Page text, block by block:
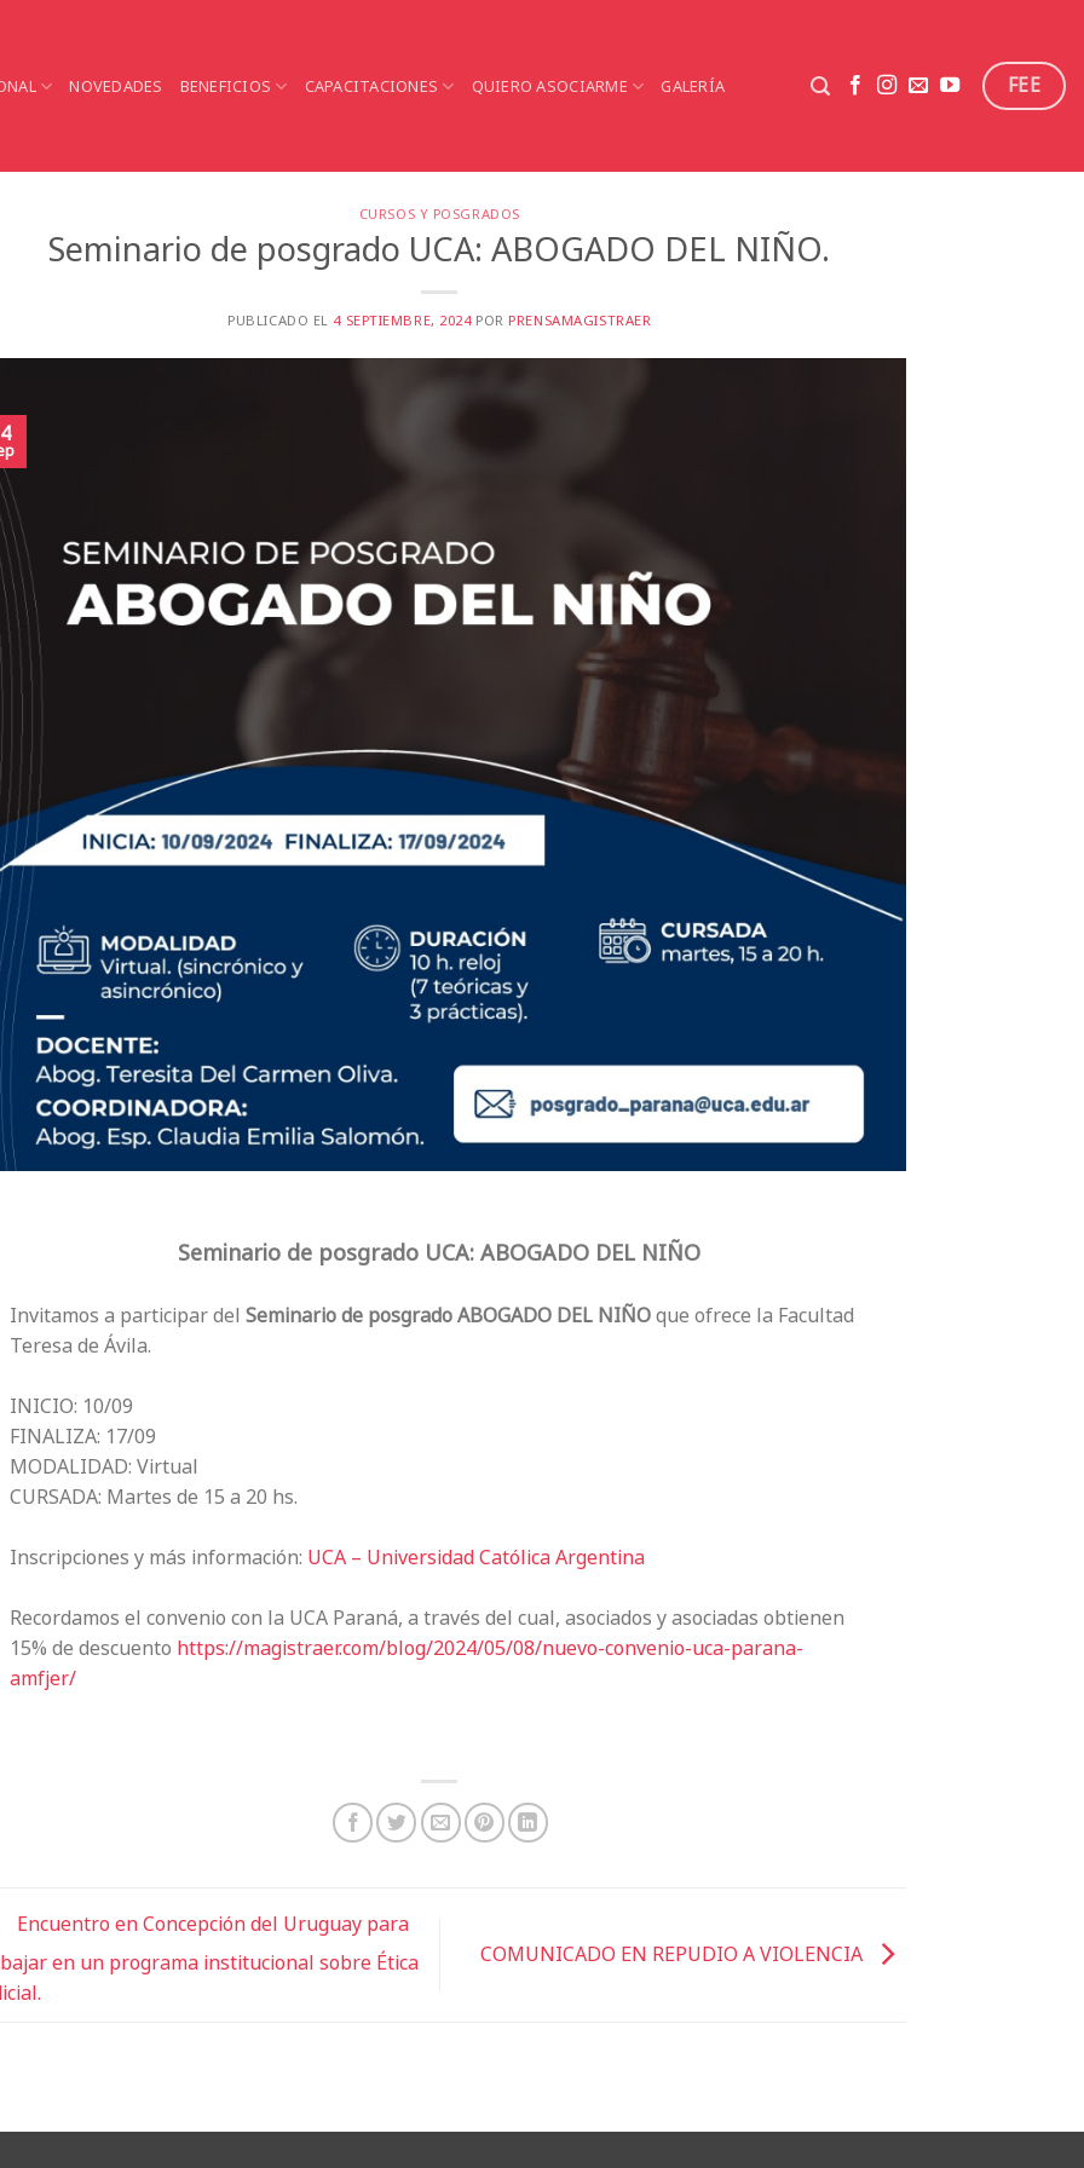
NOVEDADES BENEFICIOS CAPACITACIONES QUIERO ASOCIARME GALERÍA FEE
CURSOS Y POSGRADOS
Seminario de posgrado UCA: ABOGADO DEL NIÑO.
PUBLICADO EL 4 SEPTIEMBRE, 2024POR PRENSAMAGISTRAER
Seminario de posgrado UCA: ABOGADO DEL NIÑO
Invitamos a participar del Seminario de posgrado ABOGADO DEL NIÑOque ofrece la Facultad
Teresa de Ávila.
INICIO: 10/09
FINALIZA: 17/09
MODALIDAD: Virtual
CURSADA: Martes de 15 a 20 hs.
Inscripciones y más información: UCA – Universidad Católica Argentina
Recordamos el convenio con la UCA Paraná, a través del cual, asociados y asociadas obtienen
15% de descuento https://magistraer.com/blog/2024/05/08/nuevo-convenio-uca-parana-
amfjer/
Encuentro en Concepción del Uruguay para
en un programa institucional sobre Ética
COMUNICADO EN REPUDIO A VIOLENCIA